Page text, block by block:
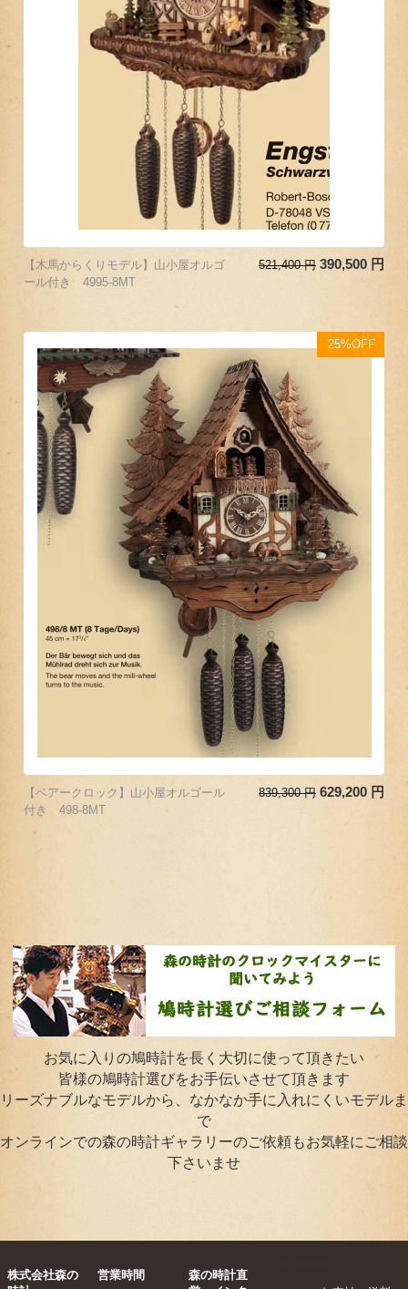
【木馬からくりモデル】山小屋オルゴ
ール付き 4995-8MT
521,400 円 390,500 円
25%OFF
【ベアークロック】山小屋オルゴール
付き 498-8MT
839,300 円 629,200 円
お気に入りの鳩時計を長く大切に使って頂きたい
皆様の鳩時計選びをお手伝いさせて頂きます
リーズナブルなモデルから、なかなか手に入れにくいモデルま
で
オンラインでの森の時計ギャラリーのご依頼もお気軽にご相談
下さいませ
株式会社森の
営業時間
森の時計直